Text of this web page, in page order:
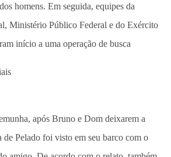
homens. Em seguida, equipes da
Ministério Público Federal e do Exército
início a uma operação de busca
após Bruno e Dom deixarem a
de Pelado foi visto em seu barco com o